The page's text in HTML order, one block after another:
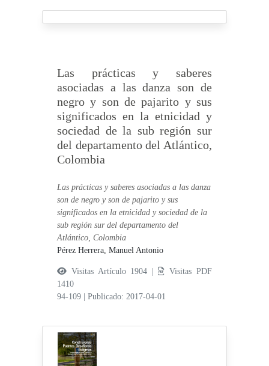
Las prácticas y saberes
asociadas a las danza son de
negro y son de pajarito y sus
significados en la etnicidad y
sociedad de la sub región sur
del departamento del Atlántico,
Colombia
Las prácticas y saberes asociadas a las danza
son de negro y son de pajarito y sus
significados en la etnicidad y sociedad de la
sub región sur del departamento del
Atlántico, Colombia
Pérez Herrera, Manuel Antonio
Visitas Artículo 1904 |
Visitas PDF
1410
94-109
|Publicado: 2017-04-01